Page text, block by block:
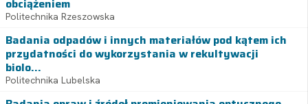
obciążeniem
Politechnika Rzeszowska
Badania odpadów i innych materiałów pod kątem ich
przydatności do wykorzystania w rekultywacji
biolo...
Politechnika Lubelska